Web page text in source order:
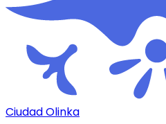
Ciudad Olinka